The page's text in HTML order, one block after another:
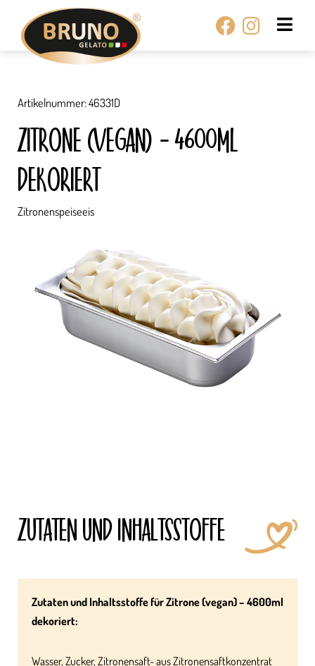
Inhalt
springen
Facebook
Artikelnummer: 46331D
ZITRONE (VEGAN) – 4600ML
DEKORIERT
Zitronenspeiseeis
ZUTATEN UND INHALTS­STOFFE
Zutaten und Inhaltsstoffe für Zitrone (vegan) – 4600ml
dekoriert:
Wasser, Zucker, Zitronensaft- aus Zitronensaftkonzentrat